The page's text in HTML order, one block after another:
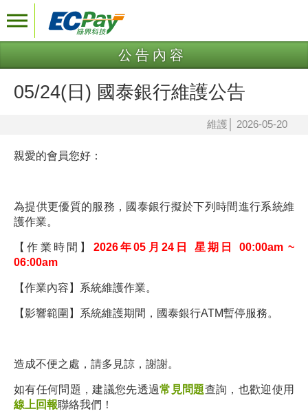
公告內容
05/24(日) 國泰銀行維護公告
維護 2026-05-20
親愛的會員您好：
為提供更優質的服務， 國泰銀行擬於下列時間進行系統維
護作業。
【作業時間】 2026年05月24日 星期日 00:00am ~
06:00am
【作業內容】 系統維護作業。
【影響範圍】系統維護期間，國泰銀行ATM暫停服務。
造成不便之處，請多見諒，謝謝。
如有任何問題，建議您先透過常見問題查詢，也歡迎使用
線上回報聯絡我們！